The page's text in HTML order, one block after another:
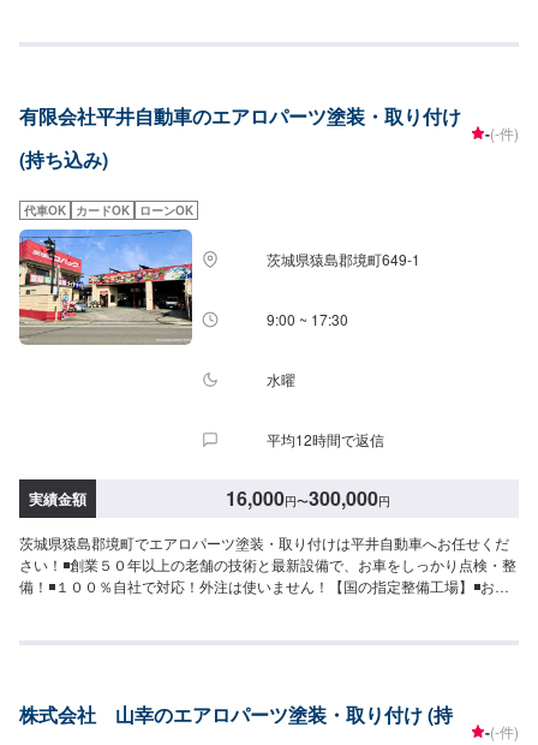
ので、お気軽にお問い合わせください。ブレーキパッドの交換や車内のクリ
ドバイスを心掛けております。--------------------------------------------------【1】オ
ファーにてお問い合わせ【2】お見積り【3】お見積りにご納得いただければ
作業開始【4】仕上がり次第納車-----納期について-----納期は通常1週間で納車
代車について-----無料の代車をご用意しています。お車の作業中は代車をご利
用ください。※代車の燃料代はお客様にご負担いただいております。-----ご来
店時の注意、受付方法-----当工場は太田桐生インターチェンジから５分入庫の
際はお気をつけてお越しください。駐車スペースは工場前の空いているスペ
ースに駐車してください。受付はスタッフへ「メンテモで予約しました」と
お伝えください。ご案内いたします。【定休日・営業時間】定休日：日曜日
営業時間：9:00~19:00
有限会社平井自動車のエアロパーツ塗装・取り付け
(持ち込み)
-(-件)
代車OK カードOK ローンOK
茨城県猿島郡境町649-1
9:00 ~ 17:30
水曜
平均12時間で返信
実績金額 16,000円〜300,000円
茨城県猿島郡境町でエアロパーツ塗装・取り付けは平井自動車へお任せくだ
さい！◾創業５０年以上の老舗の技術と最新設備で、お車をしっかり点検・整
備！◾１００％自社で対応！外注は使いません！【国の指定整備工場】◾お車
れてしまった…★保険を使えべきなのかわからない…などのご相談もお気軽
ご納得いただければ作業開始【4】仕上がり次第納車-----納期について-----納
期は通常5日～6日程度で納車となります。車種や条件などにより、納期は前
株式会社 山幸のエアロパーツ塗装・取り付け (持
-(-件)